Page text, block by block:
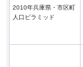
2010年兵庫県・市区町
人口ピラミッド